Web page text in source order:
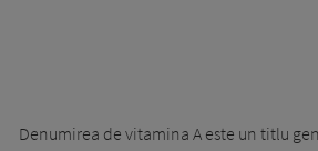
Denumirea de vitamina A este un titlu